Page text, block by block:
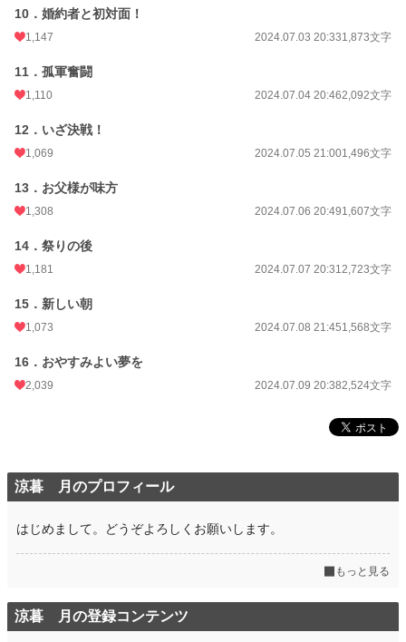
10．婚約者と初対面！
1,147 2024.07.03 20:331,873文字
11．孤軍奮闘
1,110 2024.07.04 20:462,092文字
12．いざ決戦！
1,069 2024.07.05 21:001,496文字
13．お父様が味方
1,308 2024.07.06 20:491,607文字
14．祭りの後
1,181 2024.07.07 20:312,723文字
15．新しい朝
1,073 2024.07.08 21:451,568文字
16．おやすみよい夢を
2,039 2024.07.09 20:382,524文字
涼暮 月のプロフィール
はじめまして。どうぞよろしくお願いします。
もっと見る
涼暮 月の登録コンテンツ